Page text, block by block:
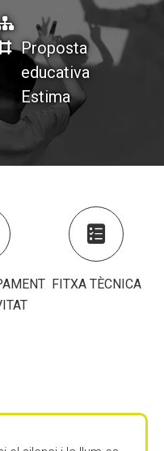
Proposta
educativa
Estima

FITXA TÈCNICA
I JOVES
I JOVES